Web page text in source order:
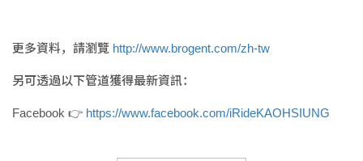
更多資料，請瀏覽 http://www.brogent.com/zh-tw
另可透過以下管道獲得最新資訊：
Facebook 👉 https://www.facebook.com/iRideKAOHSIUNG